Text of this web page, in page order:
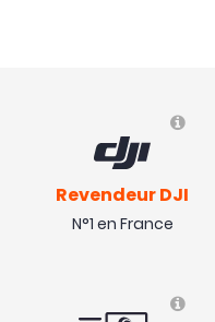
Pas encore reçu;
( 06/03/23 )
Réponse de
pour vous aider,
02.35.00.30.00
Revendeur DJI
N°1 en France